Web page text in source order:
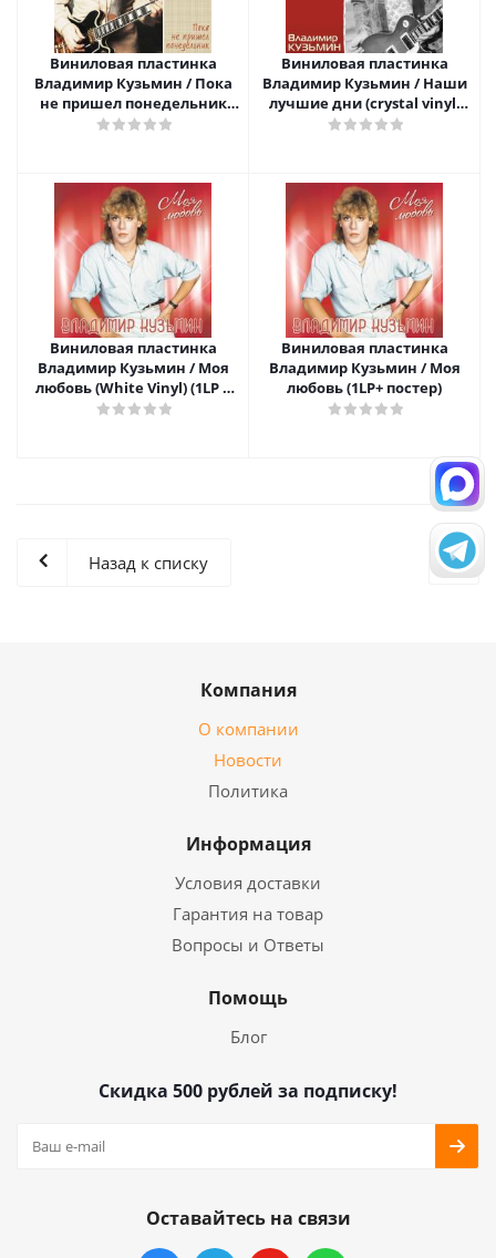
Виниловая пластинка
Владимир Кузьмин / Пока
не пришел понедельник
(cream vinyl) (lp+ постер)
Виниловая пластинка
Владимир Кузьмин / Наши
лучшие дни (сrystal vinyl)
(1LP + постер)
Виниловая пластинка
Владимир Кузьмин / Моя
любовь (White Vinyl) (1LP +
постер)
Виниловая пластинка
Владимир Кузьмин / Моя
любовь (1LP+ постер)
Назад к списку
Компания
О компании
Новости
Политика
Информация
Условия доставки
Гарантия на товар
Вопросы и Ответы
Помощь
Блог
Скидка 500 рублей за подписку!
Оставайтесь на связи